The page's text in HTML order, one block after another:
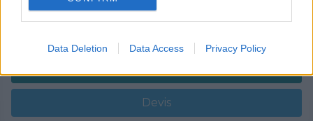
Data Deletion Data Access Privacy Policy
Devis